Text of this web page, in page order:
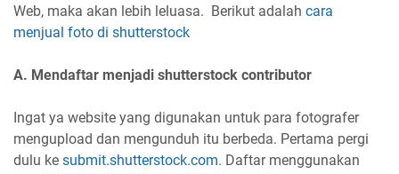
Web, maka akan lebih leluasa. Berikut adalah cara
menjual foto di shutterstock
A. Mendaftar menjadi shutterstock contributor
Ingat ya website yang digunakan untuk para fotografer
mengupload dan mengunduh itu berbeda. Pertama pergi
dulu ke submit.shutterstock.com. Daftar menggunakan